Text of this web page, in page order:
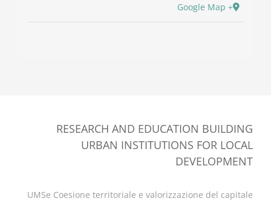
+ Google Map
RESEARCH AND EDUCATION BUILDING
URBAN INSTITUTIONS FOR LOCAL
DEVELOPMENT
UMSe Coesione territoriale e valorizzazione del capitale